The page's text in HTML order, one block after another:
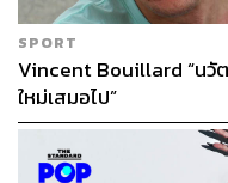
SPORT
Vincent Bouillard “นวั
ใหม่เสมอไป”